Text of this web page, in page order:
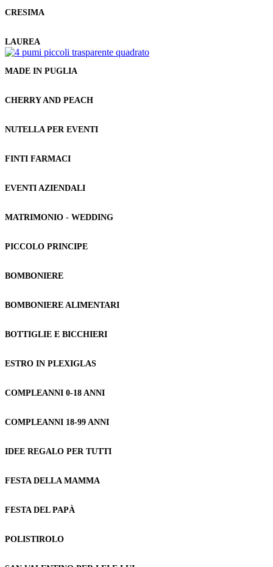
CRESIMA
LAUREA
MADE IN PUGLIA
CHERRY AND PEACH
NUTELLA PER EVENTI
FINTI FARMACI
EVENTI AZIENDALI
MATRIMONIO - WEDDING
PICCOLO PRINCIPE
BOMBONIERE
BOMBONIERE ALIMENTARI
BOTTIGLIE E BICCHIERI
ESTRO IN PLEXIGLAS
COMPLEANNI 0-18 ANNI
COMPLEANNI 18-99 ANNI
IDEE REGALO PER TUTTI
FESTA DELLA MAMMA
FESTA DEL PAPÀ
POLISTIROLO